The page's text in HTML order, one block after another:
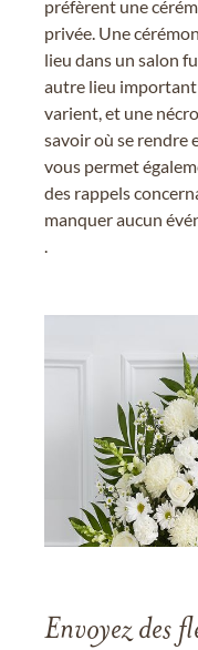
préfèrent une
privée. Une
lieu dans un salon
autre lieu important
varient, et une
savoir où se rendre
vous permet
des rappels
manquer aucun
Envoyez des